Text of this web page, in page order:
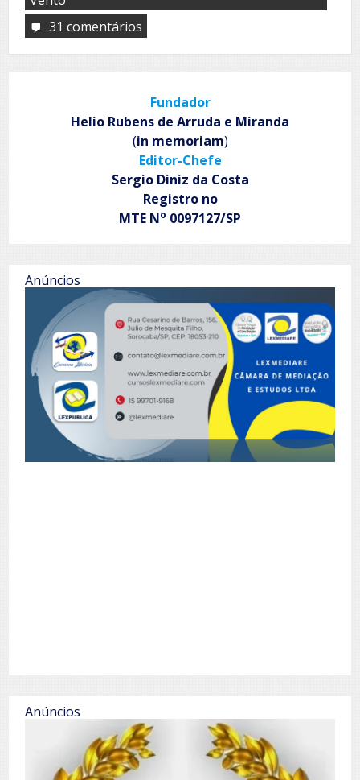
31 comentários
Fundador
Helio Rubens de Arruda e Miranda
(in memoriam)
Editor-Chefe
Sergio Diniz da Costa
Registro no
MTE No 0097127/SP
Anúncios
Anúncios